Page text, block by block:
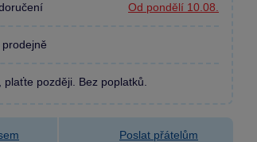
Od pondělí 10.08.
plaťte později. Bez poplatků.
Poslat přátelům